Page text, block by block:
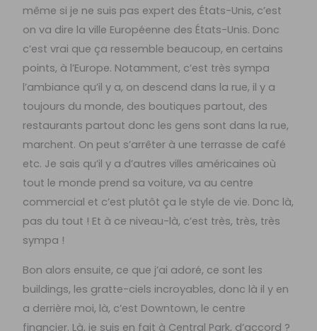
même si je ne suis pas expert des États-Unis, c’est
on va dire la ville Européenne des États-Unis. Donc
c’est vrai que ça ressemble beaucoup, en certains
points, à l’Europe. Notamment, c’est très sympa
l’ambiance qu’il y a, on descend dans la rue, il y a
toujours du monde, des boutiques partout, des
restaurants partout donc les gens sont dans la rue,
marchent. On peut s’arrêter à une terrasse de café
etc. Je sais qu’il y a d’autres villes américaines où
tout le monde prend sa voiture, va au centre
commercial et c’est plutôt ça le style de vie. Donc là,
pas du tout ! Et à ce niveau-là, c’est très, très, très
sympa !
Bon alors ensuite, ce que j’ai adoré, ce sont les
buildings, les gratte-ciels incroyables, donc là il y en
a derrière moi, là, c’est Downtown, le centre
financier. Là, je suis en fait à Central Park, d’accord ?